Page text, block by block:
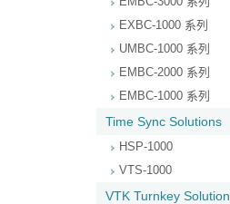
EXBC-1000 系列
UMBC-1000 系列
EMBC-2000 系列
EMBC-1000 系列
Time Sync Solutions
HSP-1000
VTS-1000
VTK Turnkey Solution